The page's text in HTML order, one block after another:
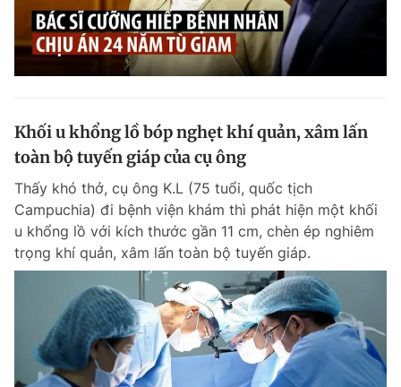
Khối u khổng lồ bóp nghẹt khí quản, xâm lấn
toàn bộ tuyến giáp của cụ ông
Thấy khó thở, cụ ông K.L (75 tuổi, quốc tịch
Campuchia) đi bệnh viện khám thì phát hiện một khối
u khổng lồ với kích thước gần 11 cm, chèn ép nghiêm
trọng khí quản, xâm lấn toàn bộ tuyến giáp.